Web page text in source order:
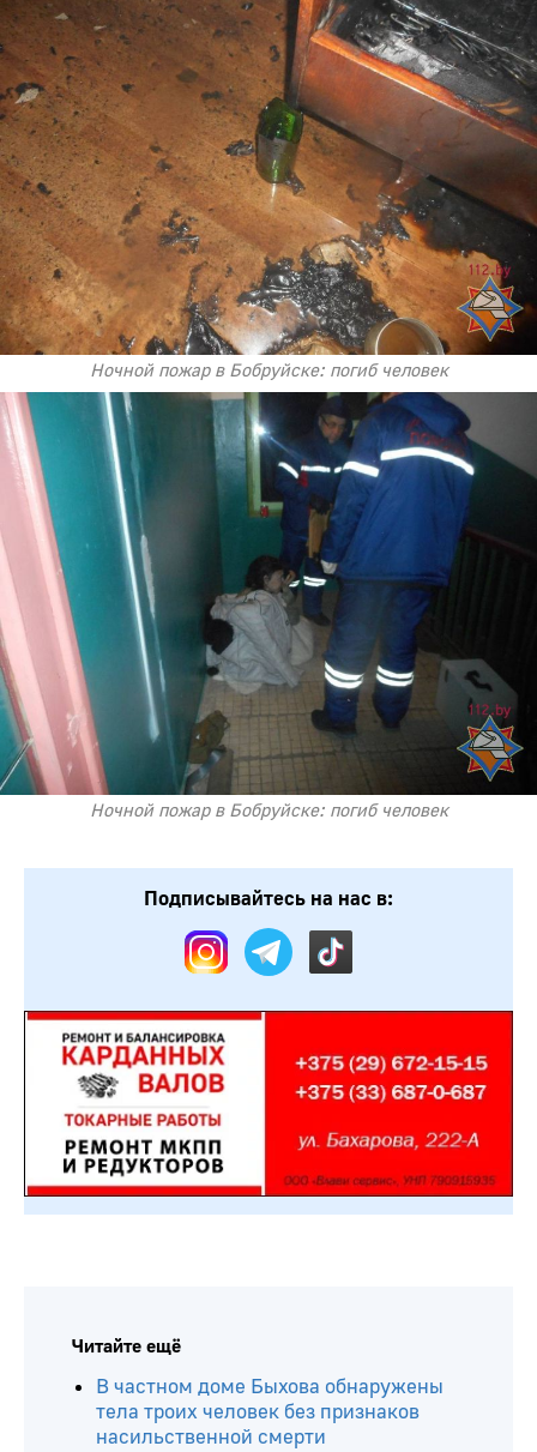
Ночной пожар в Бобруйске: погиб человек
Ночной пожар в Бобруйске: погиб человек
Подписывайтесь на нас в:
Читайте ещё
В частном доме Быхова обнаружены
тела троих человек без признаков
насильственной смерти